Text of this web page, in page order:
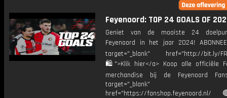
Feyenoord: T0P 24 GOALS OF
Geniet van de mooiste 24
Feyenoord in het jaar 2024!
target="_blank" href="http://bit.ly/
🛍">Klik hier</a> Koop alle officiële
merchandise bij de Feyenoord
target="_blank"
href="https://